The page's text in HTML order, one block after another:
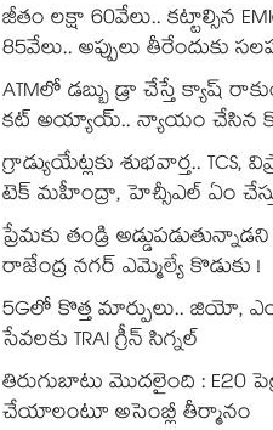
జీతం లక్షా 60వేలు.. కట్టాల్సిన
85వేలు.. అప్పులు తీరేందుకు
ATMలో డబ్బు డ్రా చేస్తే క్యాష్
కట్ అయ్యాయ్.. న్యాయం చేసిన
గ్రాడ్యుయేట్లకు శుభవార్త.. TCS,
టెక్ మహీంద్రా, హెచ్సీఎల్ ఏం
ప్రేమకు తండ్రి
రాజేంద్ర నగర్ ఎమ్మెల్యే కొడుకు !
5Gలో కొత్త మార్పులు.. జియో,
సేవలకు TRAI గ్రీన్ సిగ్నల్
తిరుగుబాటు మొదలైంది : E20
చేయాలంటూ అసెంబ్లీ తీర్మానం